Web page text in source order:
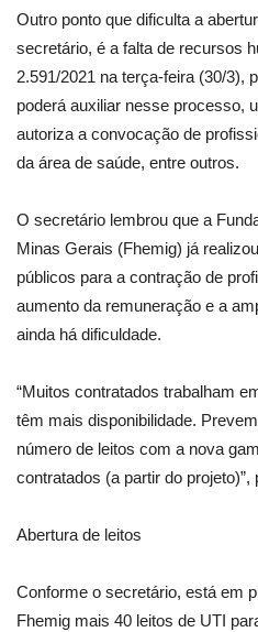
Outro ponto que dificulta a
secretário, é a falta de recursos
2.591/2021 na terça-feira (30/3),
poderá auxiliar nesse processo,
autoriza a convocação de
da área de saúde, entre outros.
O secretário lembrou que a
Minas Gerais (Fhemig) já
públicos para a contração de
aumento da remuneração e a
ainda há dificuldade.
“Muitos contratados trabalham
têm mais disponibilidade.
número de leitos com a nova
contratados (a partir do projeto)”,
Abertura de leitos
Conforme o secretário, está em
Fhemig mais 40 leitos de UTI